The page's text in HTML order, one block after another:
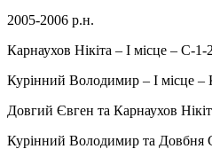
2005-2006 р.н.
Карнаухов Нікіта – І місце – С-
Курінний Володимир – І місце –
Довгий Євген та Карнаухов
Курінний Володимир та Довбня